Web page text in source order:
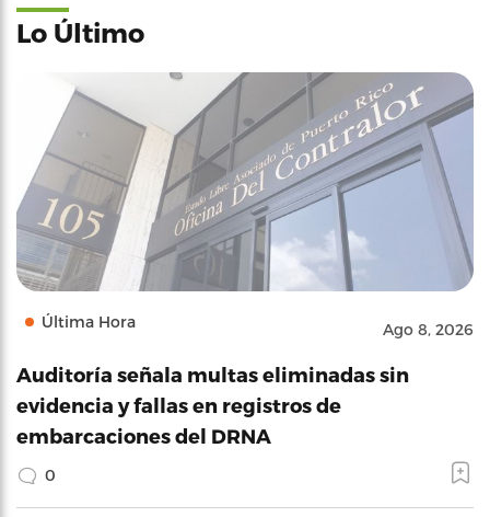
Lo Último
Última Hora Ago 8, 2026
Auditoría señala multas eliminadas sin
evidencia y fallas en registros de
embarcaciones del DRNA
0